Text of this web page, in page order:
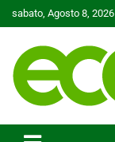
to
sabato, Agosto 8, 2026
Ecoo.it